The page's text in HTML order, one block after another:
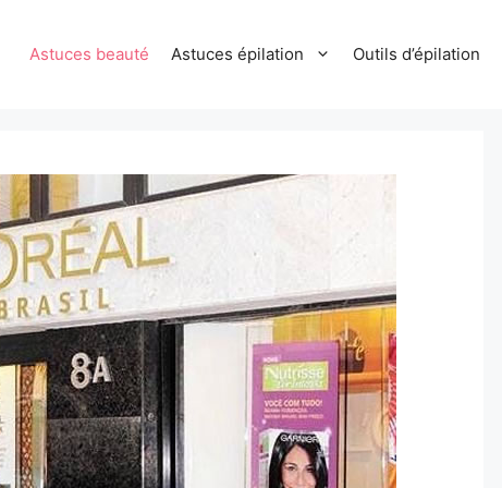
Astuces beauté Astuces épilation Outils d’épilation